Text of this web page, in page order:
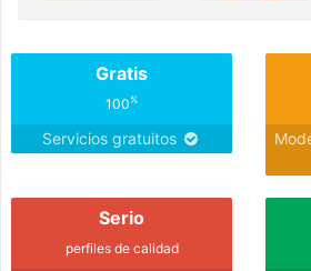
Gratis
100%
Servicios gratuitos
Serio
perfiles de calidad